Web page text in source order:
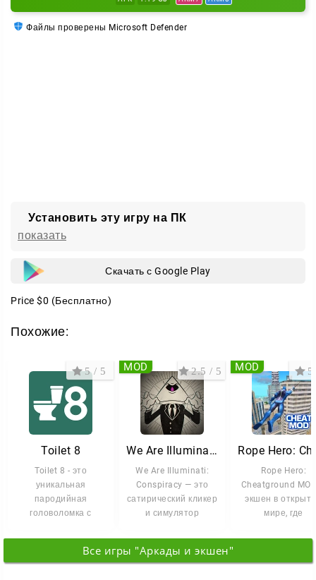
валюта, и вы сможете тратить её без ограничений.
Файлы проверены Microsoft Defender
Установить эту игру на ПК
показать
Скачать с Google Play
Price $0 (Бесплатно)
Похожие:
Toilet 8
Toilet 8 - это
уникальная
пародийная
головоломка с
психологического (и
скатологического)
5 / 5
We Are Illuminati – Заговор
We Are Illuminati:
Conspiracy — это
сатирический кликер
и симулятор
предстоит
2.5 / 5
MOD
Rope Hero:
Cheatground
экшен в
мире, где
способности
5
MOD
Все игры "Аркады и экшен"